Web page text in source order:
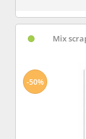
Mix
-50%